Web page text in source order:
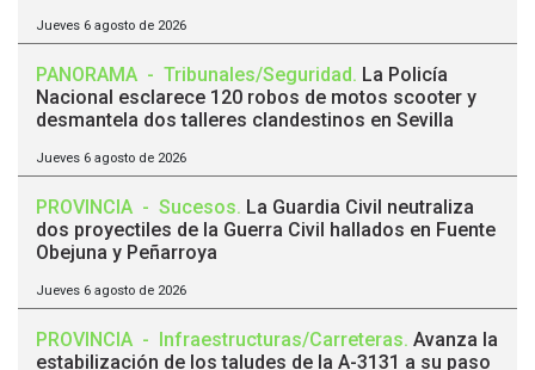
Jueves 6 agosto de 2026
PANORAMA - Tribunales/Seguridad. La Policía
Nacional esclarece 120 robos de motos scooter y
desmantela dos talleres clandestinos en Sevilla
Jueves 6 agosto de 2026
PROVINCIA - Sucesos. La Guardia Civil neutraliza
dos proyectiles de la Guerra Civil hallados en Fuente
Obejuna y Peñarroya
Jueves 6 agosto de 2026
PROVINCIA - Infraestructuras/Carreteras. Avanza la
estabilización de los taludes de la A-3131 a su paso